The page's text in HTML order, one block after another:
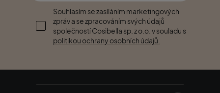
Souhlasím se zasíláním marketingových
zpráv a se zpracováním svých údajů
společností Cosibella sp. z o.o. v souladu s
politikou ochrany osobních údajů.